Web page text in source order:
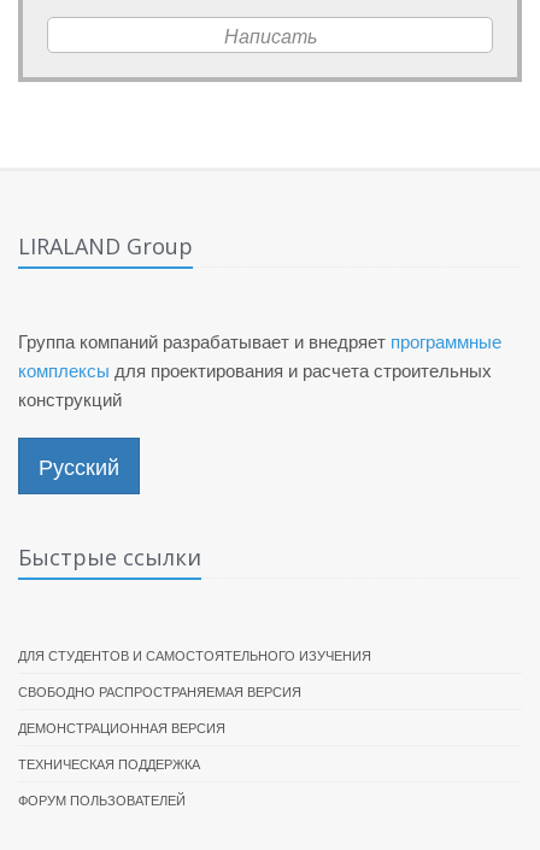
Написать
LIRALAND Group
Группа компаний разрабатывает и внедряет программные
комплексы для проектирования и расчета строительных
конструкций
Русский
Быстрые ссылки
ДЛЯ СТУДЕНТОВ И САМОСТОЯТЕЛЬНОГО ИЗУЧЕНИЯ
СВОБОДНО РАСПРОСТРАНЯЕМАЯ ВЕРСИЯ
ДЕМОНСТРАЦИОННАЯ ВЕРСИЯ
ТЕХНИЧЕСКАЯ ПОДДЕРЖКА
ФОРУМ ПОЛЬЗОВАТЕЛЕЙ